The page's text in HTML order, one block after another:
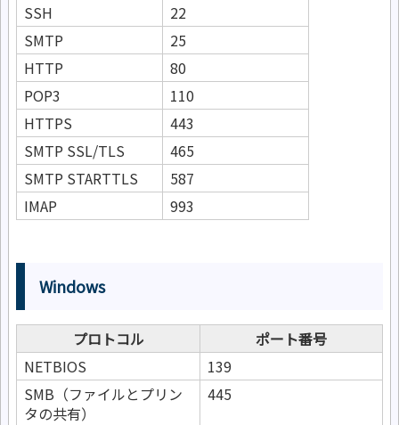
SSH
22
SMTP
25
HTTP
80
POP3
110
HTTPS
443
SMTP SSL/TLS
465
SMTP STARTTLS
587
IMAP
993
Windows
プロトコル
ポート番号
NETBIOS
139
SMB（ファイルとプリン
タの共有）
445